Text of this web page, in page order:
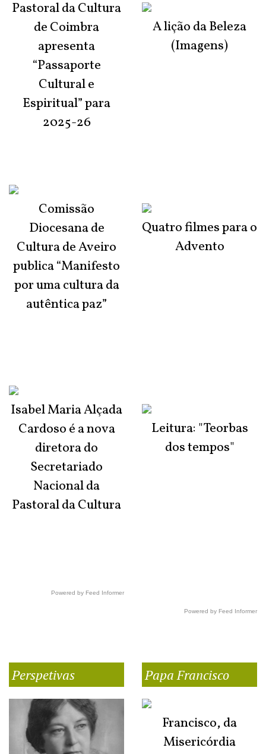
Pastoral da Cultura
de Coimbra
apresenta
“Passaporte
Cultural e
Espiritual” para
2025-26
Comissão
Diocesana de
Cultura de Aveiro
publica “Manifesto
por uma cultura da
autêntica paz”
Isabel Maria Alçada
Cardoso é a nova
diretora do
Secretariado
Nacional da
Pastoral da Cultura
Powered by Feed Informer
A lição da Beleza
(Imagens)
Quatro filmes para o
Advento
Leitura: "Teorbas
dos tempos"
Powered by Feed Informer
Perspetivas Papa Francisco
Francisco, da
Misericórdia